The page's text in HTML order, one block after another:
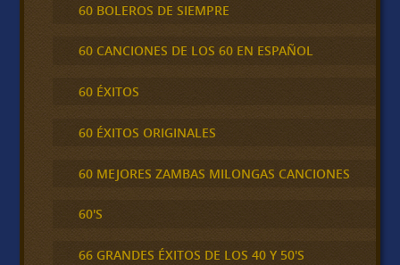
60 BOLEROS DE SIEMPRE
60 CANCIONES DE LOS 60 EN ESPAÑOL
60 ÉXITOS
60 ÉXITOS ORIGINALES
60 MEJORES ZAMBAS MILONGAS CANCIONES
60'S
66 GRANDES ÉXITOS DE LOS 40 Y 50'S